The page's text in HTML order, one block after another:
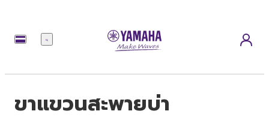
เมนู
ขาแขวนสะพายบ่า